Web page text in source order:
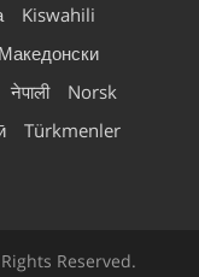
Kiswahili
Македонски
नेपाली
Norsk
Türkmenler
Reserved.